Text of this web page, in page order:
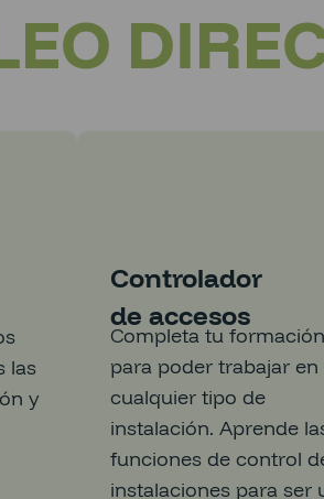
las
y
Controlador
de accesos
Completa tu formación
para poder trabajar en
cualquier tipo de
instalación. Aprende
funciones de control
instalaciones para ser